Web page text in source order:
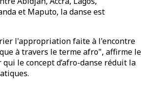
et Maputo, la danse est
l'appropriation faite à l'encontre
à travers le terme afro", affirme le
le concept d’afro-danse réduit la